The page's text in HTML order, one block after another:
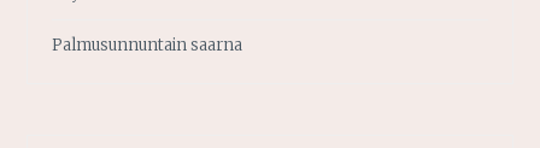
Palmusunnuntain saarna